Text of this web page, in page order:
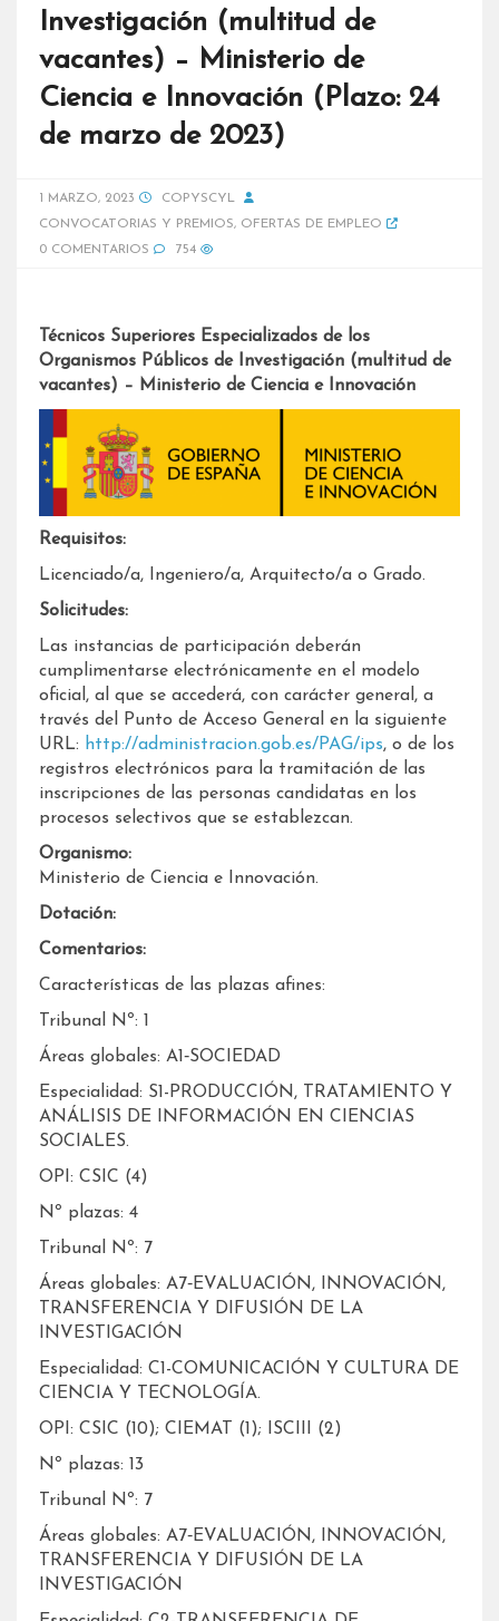
Investigación (multitud de
vacantes) – Ministerio de
Ciencia e Innovación (Plazo: 24
de marzo de 2023)
1 MARZO, 2023
COPYSCYL
CONVOCATORIAS Y PREMIOS, OFERTAS DE EMPLEO
0 COMENTARIOS
754
Técnicos Superiores Especializados de los
Organismos Públicos de Investigación (multitud de
vacantes) – Ministerio de Ciencia e Innovación
Requisitos:
Licenciado/a, Ingeniero/a, Arquitecto/a o Grado.
Solicitudes:
Las instancias de participación deberán
cumplimentarse electrónicamente en el modelo
oficial, al que se accederá, con carácter general, a
través del Punto de Acceso General en la siguiente
URL: http://administracion.gob.es/PAG/ips, o de los
registros electrónicos para la tramitación de las
inscripciones de las personas candidatas en los
procesos selectivos que se establezcan.
Organismo:
Ministerio de Ciencia e Innovación.
Dotación:
Comentarios:
Características de las plazas afines:
Tribunal Nº: 1
Áreas globales: A1‐SOCIEDAD
Especialidad: S1-PRODUCCIÓN, TRATAMIENTO Y
ANÁLISIS DE INFORMACIÓN EN CIENCIAS
SOCIALES.
OPI: CSIC (4)
Nº plazas: 4
Tribunal Nº: 7
Áreas globales: A7‐EVALUACIÓN, INNOVACIÓN,
TRANSFERENCIA Y DIFUSIÓN DE LA
INVESTIGACIÓN
Especialidad: C1-COMUNICACIÓN Y CULTURA DE
CIENCIA Y TECNOLOGÍA.
OPI: CSIC (10); CIEMAT (1); ISCIII (2)
Nº plazas: 13
Tribunal Nº: 7
Áreas globales: A7‐EVALUACIÓN, INNOVACIÓN,
TRANSFERENCIA Y DIFUSIÓN DE LA
INVESTIGACIÓN